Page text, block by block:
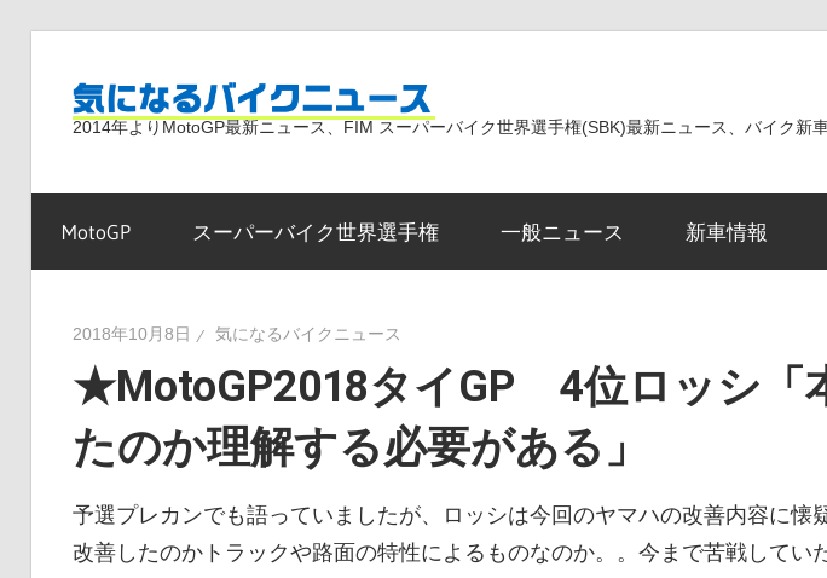
気
に
る
バ
2014年よりMotoGP最新ニュース、FIM スーパーバイク世界選手権(SBK)最新ニュース、バイク新
MotoGP スーパーバイク世界選手権 一般ニュース 新車情報
2018年10月8日 気になるバイクニュース
★MotoGP2018タイGP 4位ロッシ「
たのか理解する必要がある」
予選プレカンでも語っていましたが、ロッシは今回のヤマハの改善内容に懐
改善したのかトラックや路面の特性によるものなのか。。今まで苦戦してい